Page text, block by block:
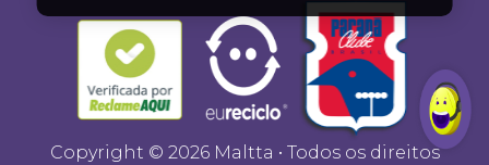
Copyright © 2026 Maltta • Todos os direitos